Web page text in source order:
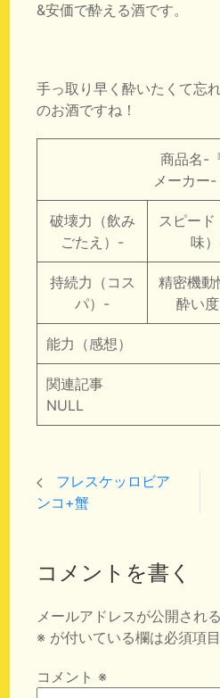
&安価で酔える酒です。
手っ取り早く酔いたくて忘
のお酒ですね！
商品名-『
メーカー-
破壊力（飲み
ごたえ）-
スピード
味
持続力（コス
パ）-
精密機動
酔い
能力（感想）
関連記事
NULL
フレスケッロビア
ンコ+蟹
コメントを書く
メールアドレスが公開され
※ が付いている欄は必須項
コメント ※